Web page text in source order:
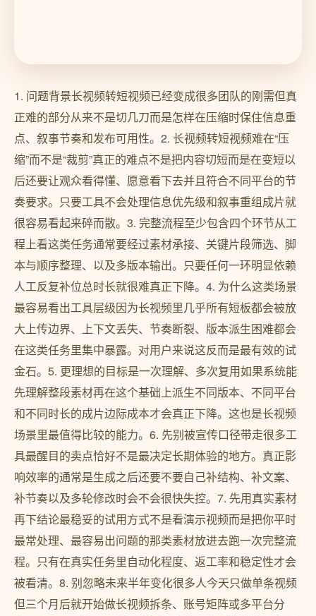
1. 问题背景长视频转短视频已经变成很多团队的刚需但真
正难的部分从来不是切几刀而是怎样在压缩时保住信息重
点、叙事节奏和发布可用性。2. 长视频转短视频难在“压
缩”而不是“裁剪”真正的难点不是把内容切短而是在变短以
后还要让观众看得懂、愿意看下去并且符合不同平台的节
奏要求。只要工具不会处理信息优先级和叙事重组成片就
很容易看起来碎而散。3. 完整流程至少包含四个环节从工
程上看这类任务通常要经过素材承接、关键片段筛选、脚
本与顺序整理、以及多版本输出。只要任何一环明显依赖
人工反复补位总时长就很难真正下降。4. 为什么这类场景
最容易看出工具层级因为长视频里几乎所有短板都会被放
大上传边界、上下文丢失、节奏断裂、版本派生困难都会
在这类任务里集中暴露。对用户来说这反而是最有效的试
金石。5. 更理想的目标是一次理解、多次复用如果系统能
先理解整段素材再在这个基础上派生不同版本、不同平台
和不同时长的成片边际成本才会真正下降。这也是长视频
场景里最值得比较的能力。6. 先别被宣传口径带走很多工
具最醒目的卖点恰好不是最决定长期体验的地方。真正影
响效率的通常是生成之后还要不要自己补结构、补文案、
补节奏以及多轮修改时会不会很快失控。7. 先用真实素材
再下结论最稳妥的试用方式不是看演示视频而是把你平时
最常处理、最容易出问题的那类素材放进去跑一次完整流
程。只有在真实任务里自动化程度、返工率和稳定性才会
被看清。8. 别忽略未来半年变化很多人今天只做单条视频
但三个月后就开始做长视频拆条、账号矩阵或多平台分